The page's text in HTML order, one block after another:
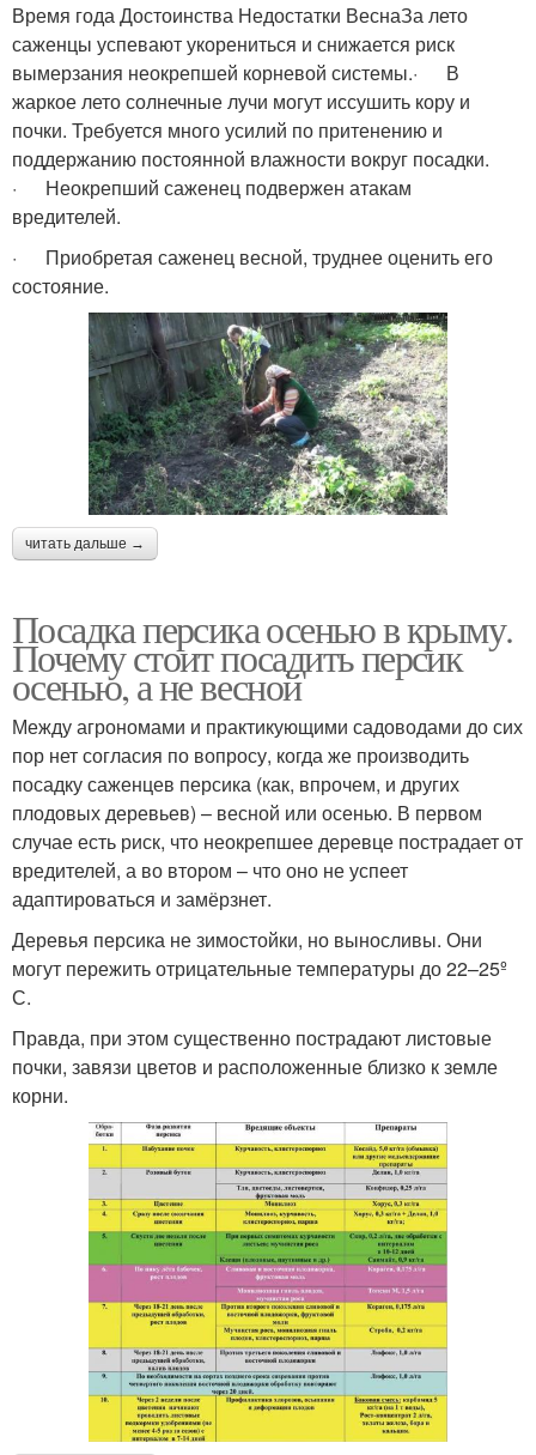
Время года Достоинства Недостатки ВеснаЗа лето
саженцы успевают укорениться и снижается риск
вымерзания неокрепшей корневой системы.· В
жаркое лето солнечные лучи могут иссушить кору и
почки. Требуется много усилий по притенению и
поддержанию постоянной влажности вокруг посадки.
· Неокрепший саженец подвержен атакам
вредителей.
· Приобретая саженец весной, труднее оценить его
состояние.
читать дальше →
Посадка персика осенью в крыму.
Почему стоит посадить персик
осенью, а не весной
Между агрономами и практикующими садоводами до сих
пор нет согласия по вопросу, когда же производить
посадку саженцев персика (как, впрочем, и других
плодовых деревьев) – весной или осенью. В первом
случае есть риск, что неокрепшее деревце пострадает от
вредителей, а во втором – что оно не успеет
адаптироваться и замёрзнет.
Деревья персика не зимостойки, но выносливы. Они
могут пережить отрицательные температуры до 22–25º
С.
Правда, при этом существенно пострадают листовые
почки, завязи цветов и расположенные близко к земле
корни.